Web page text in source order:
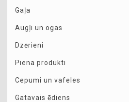
Gaļa
Augļi un ogas
Dzērieni
Piena produkti
Cepumi un vafeles
Gatavais ēdiens